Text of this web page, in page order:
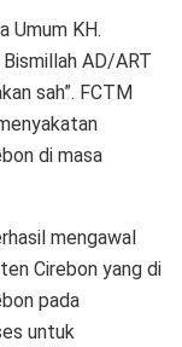
Umum KH.
AD/ART
sah”. FCTM
di masa
mengawal
Cirebon yang di
pada
untuk